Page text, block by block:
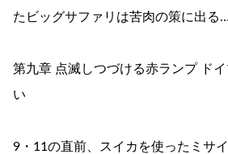
たビッグサファリは苦肉の策に出る
第九章 点滅しつづける赤ランプ ド
い
9・11の直前、スイカを使ったミサ